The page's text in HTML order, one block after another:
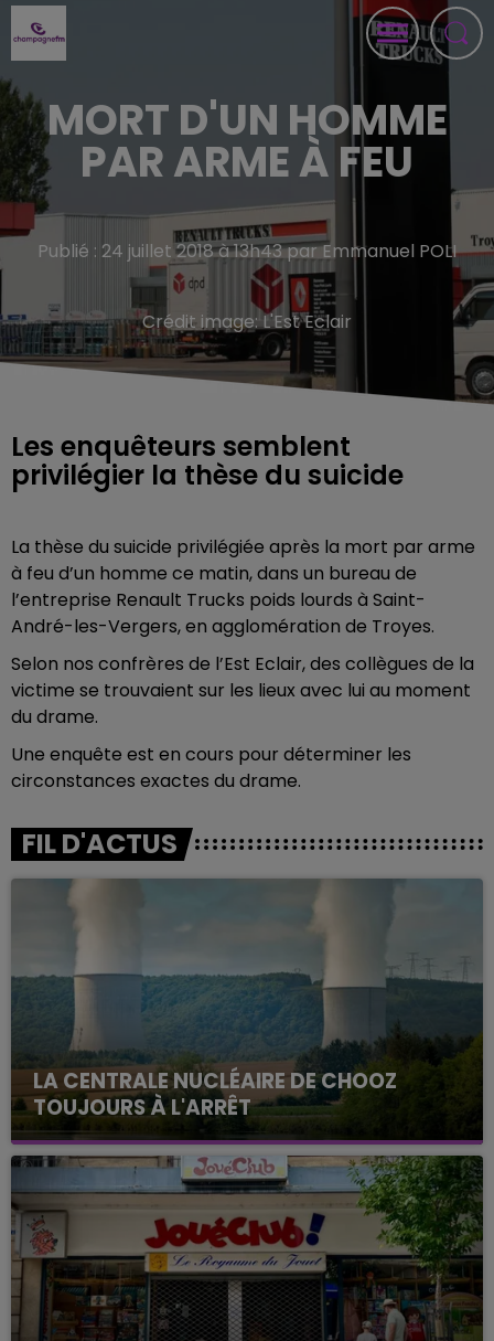
MORT D'UN HOMME
PAR ARME À FEU
Publié : 24 juillet 2018 à 13h43 par Emmanuel POLI
Crédit image:L'Est Eclair
Les enquêteurs semblent
privilégier la thèse du suicide
La thèse du suicide privilégiée après la mort par arme
à feu d’un homme ce matin, dans un bureau de
l’entreprise Renault Trucks poids lourds à Saint-
André-les-Vergers, en agglomération de Troyes.
Selon nos confrères de l’Est Eclair, des collègues de la
victime se trouvaient sur les lieux avec lui au moment
du drame.
Une enquête est en cours pour déterminer les
circonstances exactes du drame.
FIL D'ACTUS
LA CENTRALE NUCLÉAIRE DE CHOOZ
TOUJOURS À L'ARRÊT
Cela fait déjà une semaine que la centrale
nucléaire ardennaise est à l'arrêt. Une situation
justifiée par la sécheresse intense qui est toujours
présente.